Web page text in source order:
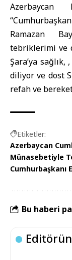
Ramazan
tebriklerimi ve
Şara’ya
diliyor ve dost
refah ve
Etiketler:
Azerbaycan
Münasebetiyle
Cumhurbaşkanı
Bu haberi